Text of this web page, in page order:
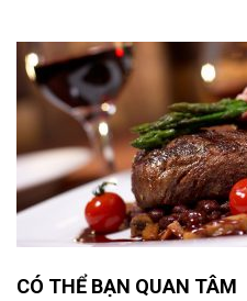
CÓ THỂ BẠN QUAN TÂM